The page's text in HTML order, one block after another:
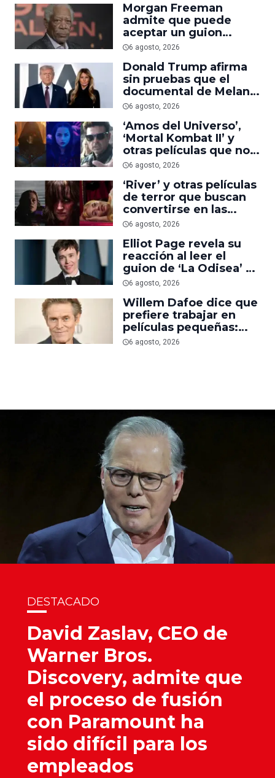
Morgan Freeman
admite que puede
aceptar un guion
mediocre si le pagan lo
6 agosto, 2026
Donald Trump afirma
sin pruebas que el
documental de Melania
es ‘la película número
6 agosto, 2026
‘Amos del Universo’,
‘Mortal Kombat II’ y
otras películas que no
dominaron la taquilla
streaming
6 agosto, 2026
‘River’ y otras películas
de terror que buscan
convertirse en las
nuevas ‘Obsession’ y
6 agosto, 2026
Elliot Page revela su
reacción al leer el
guion de ‘La Odisea’ y
elogia la forma de
Nolan
6 agosto, 2026
Willem Dafoe dice que
prefiere trabajar en
películas pequeñas:
‘Las grandes están
6 agosto, 2026
DESTACADO
David Zaslav, CEO de
Warner Bros.
Discovery, admite que
el proceso de fusión
con Paramount ha
sido difícil para los
empleados